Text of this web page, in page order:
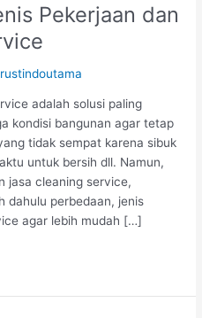
Pekerjaan dan
adalah solusi paling
kondisi bangunan agar tetap
tidak sempat karena sibuk
untuk bersih dll. Namun,
jasa cleaning service,
dahulu perbedaan, jenis
agar lebih mudah […]